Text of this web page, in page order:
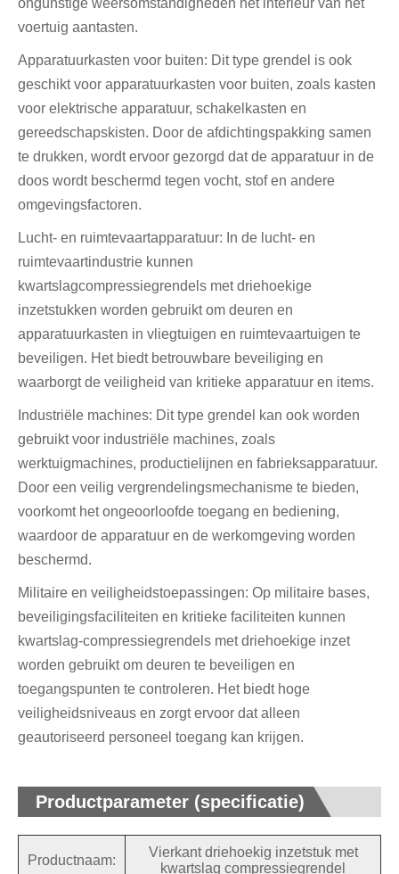
ongunstige weersomstandigheden het interieur van het
voertuig aantasten.
Apparatuurkasten voor buiten: Dit type grendel is ook
geschikt voor apparatuurkasten voor buiten, zoals kasten
voor elektrische apparatuur, schakelkasten en
gereedschapskisten. Door de afdichtingspakking samen
te drukken, wordt ervoor gezorgd dat de apparatuur in de
doos wordt beschermd tegen vocht, stof en andere
omgevingsfactoren.
Lucht- en ruimtevaartapparatuur: In de lucht- en
ruimtevaartindustrie kunnen
kwartslagcompressiegrendels met driehoekige
inzetstukken worden gebruikt om deuren en
apparatuurkasten in vliegtuigen en ruimtevaartuigen te
beveiligen. Het biedt betrouwbare beveiliging en
waarborgt de veiligheid van kritieke apparatuur en items.
Industriële machines: Dit type grendel kan ook worden
gebruikt voor industriële machines, zoals
werktuigmachines, productielijnen en fabrieksapparatuur.
Door een veilig vergrendelingsmechanisme te bieden,
voorkomt het ongeoorloofde toegang en bediening,
waardoor de apparatuur en de werkomgeving worden
beschermd.
Militaire en veiligheidstoepassingen: Op militaire bases,
beveiligingsfaciliteiten en kritieke faciliteiten kunnen
kwartslag-compressiegrendels met driehoekige inzet
worden gebruikt om deuren te beveiligen en
toegangspunten te controleren. Het biedt hoge
veiligheidsniveaus en zorgt ervoor dat alleen
geautoriseerd personeel toegang kan krijgen.
Productparameter (specificatie)
Productnaam:
Vierkant driehoekig inzetstuk met
kwartslag compressiegrendel